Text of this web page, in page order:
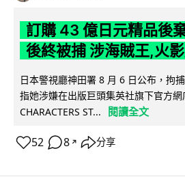
訂購 43 億日元精品後
後終被捕 涉海賊王,火
日本警視廳神田署 8 月 6 日公布，拘
指她涉嫌在出版巨頭集英社旗下官方網
CHARACTERS ST...
閱讀全文
52 8 ↗ 分享